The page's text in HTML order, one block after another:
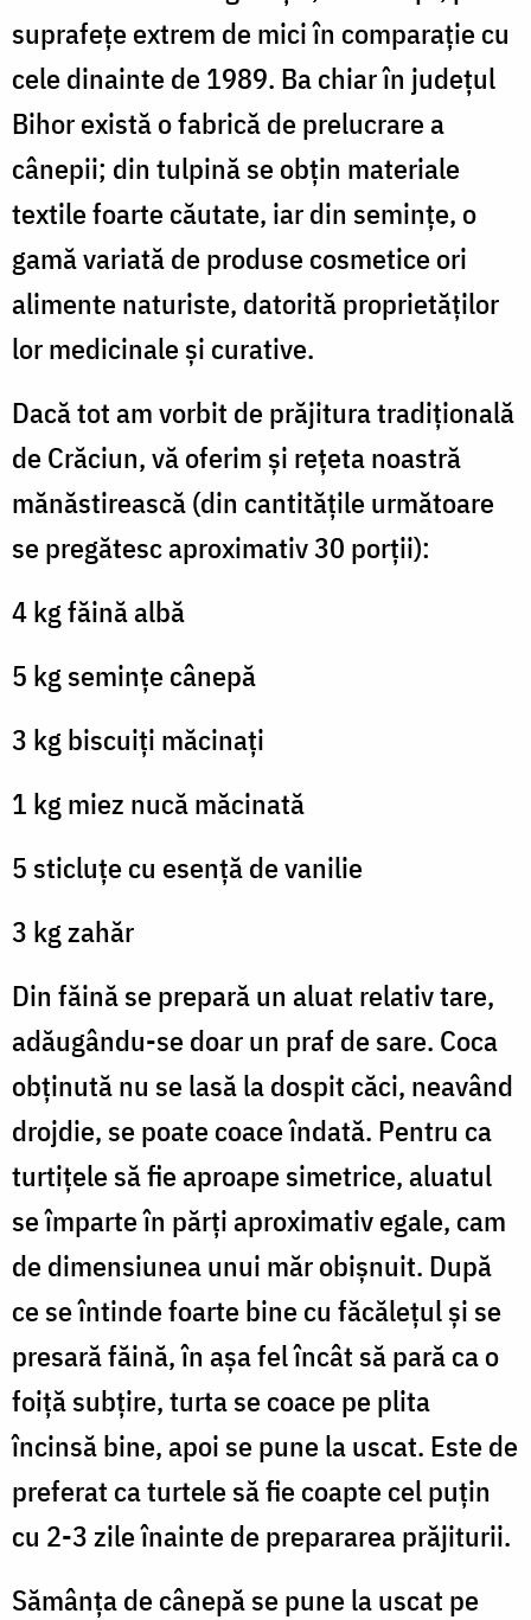
suprafețe extrem de mici în comparație cu
cele dinainte de 1989. Ba chiar în județul
Bihor există o fabrică de prelucrare a
cânepii; din tulpină se obțin materiale
textile foarte căutate, iar din semințe, o
gamă variată de produse cosmetice ori
alimente naturiste, datorită proprietăţilor
lor medicinale și curative.
Dacă tot am vorbit de prăjitura tradițională
de Crăciun, vă oferim și rețeta noastră
mănăstirească (din cantitățile următoare
se pregătesc aproximativ 30 porții):
4 kg făină albă
5 kg semințe cânepă
3 kg biscuiți măcinați
1 kg miez nucă măcinată
5 sticluțe cu esență de vanilie
3 kg zahăr
Din făină se prepară un aluat relativ tare,
adăugându-se doar un praf de sare. Coca
obținută nu se lasă la dospit căci, neavând
drojdie, se poate coace îndată. Pentru ca
turtițele să fie aproape simetrice, aluatul
se împarte în părți aproximativ egale, cam
de dimensiunea unui măr obișnuit. După
ce se întinde foarte bine cu făcălețul și se
presară făină, în așa fel încât să pară ca o
foiță subțire, turta se coace pe plita
încinsă bine, apoi se pune la uscat. Este de
preferat ca turtele să fie coapte cel puțin
cu 2-3 zile înainte de prepararea prăjiturii.
Sămânța de cânepă se pune la uscat pe